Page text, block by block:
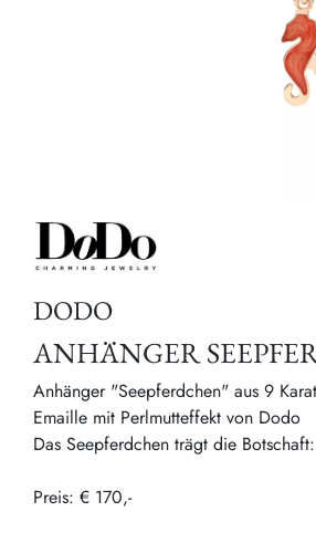
DODO
ANHÄNGER
Anhänger "Seepferdchen" aus 9
Emaille mit Perlmutteffekt von Dodo
Das Seepferdchen trägt die
Preis: € 170,-